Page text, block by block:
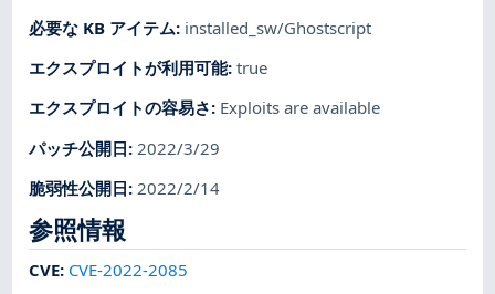
必要な KB アイテム: installed_sw/Ghostscript
エクスプロイトが利用可能:true
エクスプロイトの容易さ: Exploits are available
パッチ公開日: 2022/3/29
脆弱性公開日:2022/2/14
参照情報
CVE: CVE-2022-2085